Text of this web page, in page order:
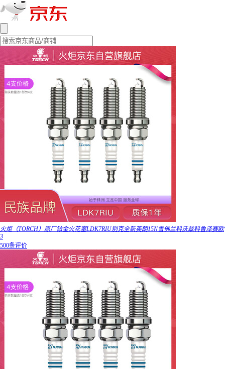
火炬（TORCH）原厂铱金火花塞LDK7RIU别克全新英朗15N雪佛兰科沃兹科鲁泽赛欧
3
500条评价